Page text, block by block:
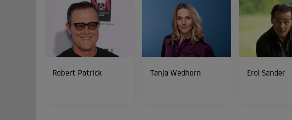
Robert Patrick Tanja Wedhorn Erol Sander